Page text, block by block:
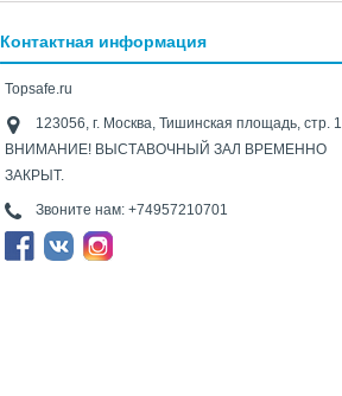
Контактная информация
Topsafe.ru
123056, г. Москва, Тишинская площадь, стр. 1
ВНИМАНИЕ! ВЫСТАВОЧНЫЙ ЗАЛ ВРЕМЕННО
ЗАКРЫТ.
Звоните нам: +74957210701